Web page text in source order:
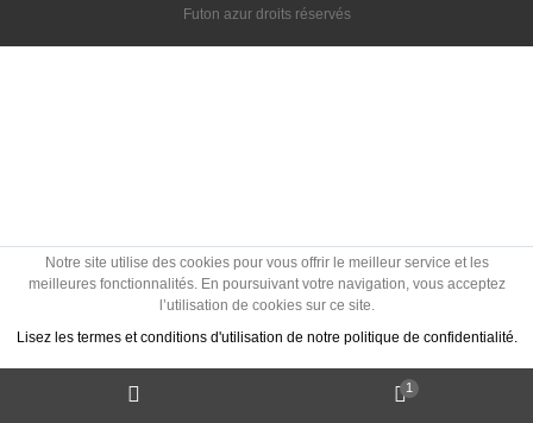
Notre site utilise des cookies pour vous offrir le meilleur service et les
meilleures fonctionnalités. En poursuivant votre navigation, vous acceptez
l’utilisation de cookies sur ce site.
Lisez les termes et conditions d'utilisation de notre politique de confidentialité.
Politique des cookies ? J'accepte les Cookies
Futon azur droits réservés
1